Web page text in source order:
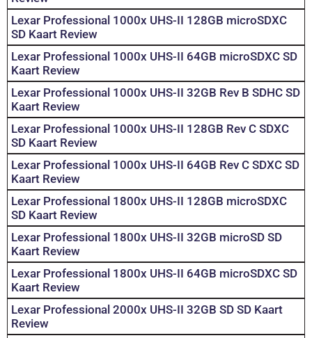
Lexar Professional 1000x UHS-II 128GB microSDXC
SD Kaart Review
Lexar Professional 1000x UHS-II 64GB microSDXC SD
Kaart Review
Lexar Professional 1000x UHS-II 32GB Rev B SDHC SD
Kaart Review
Lexar Professional 1000x UHS-II 128GB Rev C SDXC
SD Kaart Review
Lexar Professional 1000x UHS-II 64GB Rev C SDXC SD
Kaart Review
Lexar Professional 1800x UHS-II 128GB microSDXC
SD Kaart Review
Lexar Professional 1800x UHS-II 32GB microSD SD
Kaart Review
Lexar Professional 1800x UHS-II 64GB microSDXC SD
Kaart Review
Lexar Professional 2000x UHS-II 32GB SD SD Kaart
Review